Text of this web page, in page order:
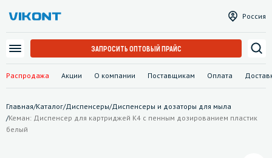
Распродажа Акции О компании Поставщикам Оплата
Россия
ЗАПРОСИТЬ ОПТОВЫЙ ПРАЙС
Главная/Каталог/Диспенсеры/Диспенсеры и дозаторы для мыла
/Кеман: Диспенсер для картриджей K4 с пенным дозированием пластик
белый